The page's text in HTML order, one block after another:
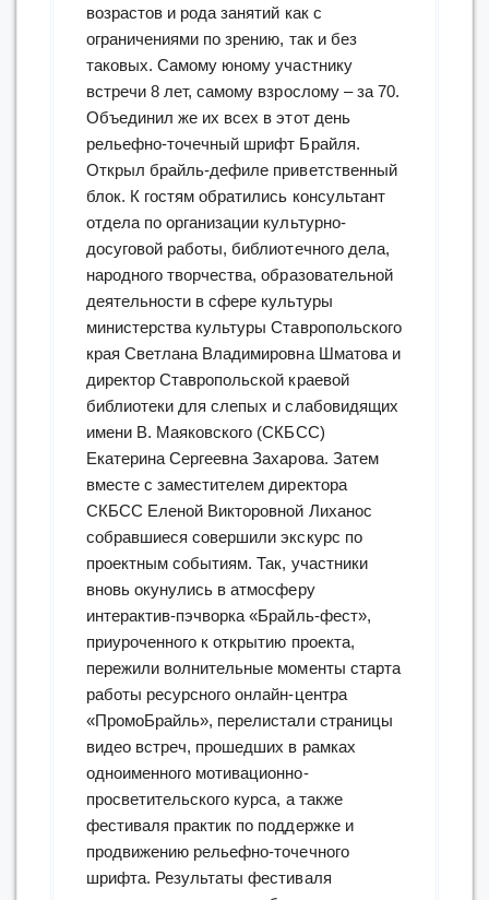
возрастов и рода занятий как с
ограничениями по зрению, так и без
таковых. Самому юному участнику
встречи 8 лет, самому взрослому – за 70.
Объединил же их всех в этот день
рельефно-точечный шрифт Брайля.
Открыл брайль-дефиле приветственный
блок. К гостям обратились консультант
отдела по организации культурно-
досуговой работы, библиотечного дела,
народного творчества, образовательной
деятельности в сфере культуры
министерства культуры Ставропольского
края Светлана Владимировна Шматова и
директор Ставропольской краевой
библиотеки для слепых и слабовидящих
имени В. Маяковского (СКБСС)
Екатерина Сергеевна Захарова. Затем
вместе с заместителем директора
СКБСС Еленой Викторовной Лиханос
собравшиеся совершили экскурс по
проектным событиям. Так, участники
вновь окунулись в атмосферу
интерактив-пэчворка «Брайль-фест»,
приуроченного к открытию проекта,
пережили волнительные моменты старта
работы ресурсного онлайн-центра
«ПромоБрайль», перелистали страницы
видео встреч, прошедших в рамках
одноименного мотивационно-
просветительского курса, а также
фестиваля практик по поддержке и
продвижению рельефно-точечного
шрифта. Результаты фестиваля